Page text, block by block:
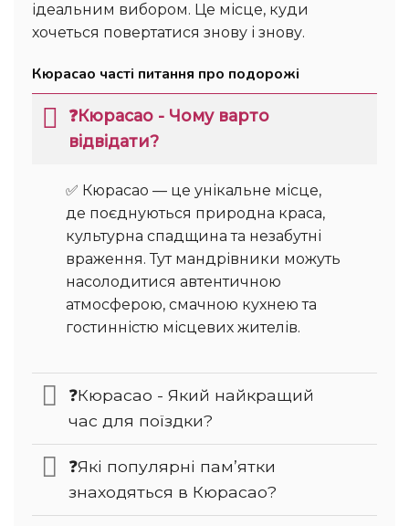
ідеальним вибором. Це місце, куди
хочеться повертатися знову і знову.
Кюрасао часті питання про подорожі
❓Кюрасао - Чому варто
відвідати?
✅ Кюрасао — це унікальне місце,
де поєднуються природна краса,
культурна спадщина та незабутні
враження. Тут мандрівники можуть
насолодитися автентичною
атмосферою, смачною кухнею та
гостинністю місцевих жителів.
❓Кюрасао - Який найкращий
час для поїздки?
❓Які популярні пам’ятки
знаходяться в Кюрасао?